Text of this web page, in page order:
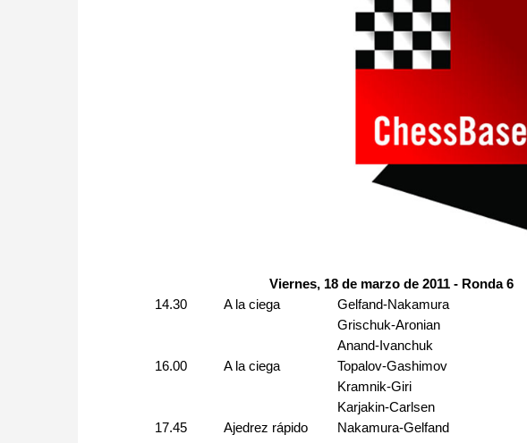
Viernes, 18 de marzo de 2011 - Ronda 6
14.30
A la ciega Gelfand-Nakamura
Grischuk-Aronian
Anand-Ivanchuk
16.00
A la ciega Topalov-Gashimov
Kramnik-Giri
Karjakin-Carlsen
17.45
Ajedrez rápido Nakamura-Gelfand